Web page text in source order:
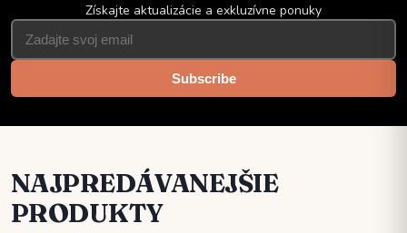
Získajte aktualizácie a exkluzívne ponuky
Subscribe
NAJPREDÁVANEJŠIE
PRODUKTY